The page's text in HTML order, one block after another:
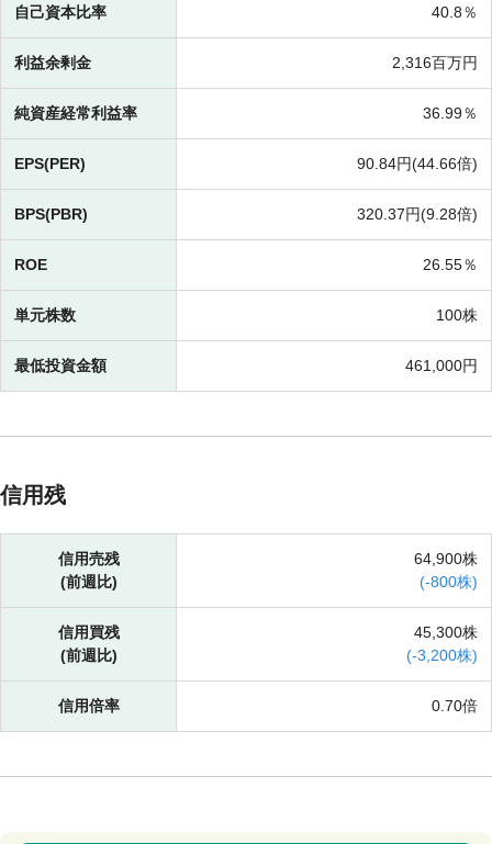
自己資本比率 40.8％
利益余剰金 2,316百万円
純資産経常利益率 36.99％
EPS(PER) 90.84円(44.66倍)
BPS(PBR) 320.37円(9.28倍)
ROE 26.55％
単元株数 100株
最低投資金額 461,000円
信用残
信用売残
(前週比)
64,900株
(-800株)
信用買残
(前週比)
45,300株
(-3,200株)
信用倍率 0.70倍